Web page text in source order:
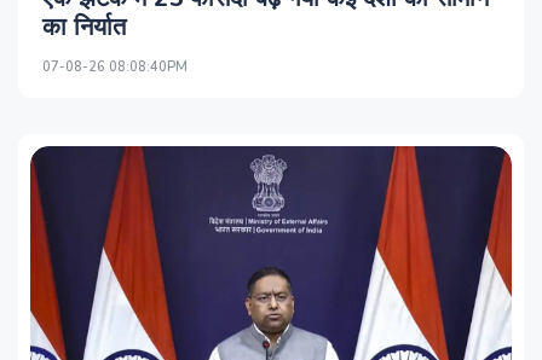
का निर्यात
07-08-26 08:08:40PM